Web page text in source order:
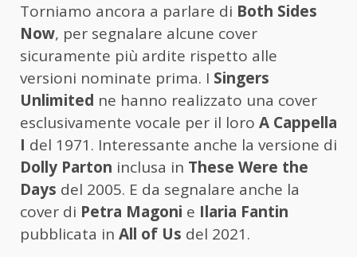
Torniamo ancora a parlare di Both Sides
Now, per segnalare alcune cover
sicuramente più ardite rispetto alle
versioni nominate prima. I Singers
Unlimited ne hanno realizzato una cover
esclusivamente vocale per il loro A Cappella
I del 1971. Interessante anche la versione di
Dolly Parton inclusa in These Were the
Days del 2005. E da segnalare anche la
cover di Petra Magoni e Ilaria Fantin
pubblicata in All of Us del 2021.